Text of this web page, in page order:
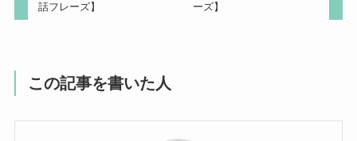
話フレーズ】
ーズ】
この記事を書いた人